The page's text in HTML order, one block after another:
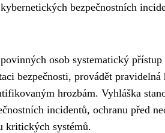
bezpečnostních
osob systematický
bezpečnosti, provádět
hrozbám. Vyhláška
incidentů, ochranu před
kritických systémů.